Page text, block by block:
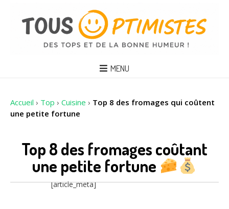
MENU
Accueil › Top › Cuisine › Top 8 des fromages qui coûtent
une petite fortune
Top 8 des fromages coûtant
une petite fortune
[article_meta]